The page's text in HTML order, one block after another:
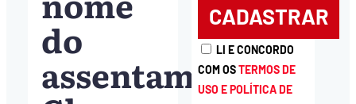
do
assentamento
LI E CONCORDO
COM OSTERMOS DE
USO E POLÍTICA DE